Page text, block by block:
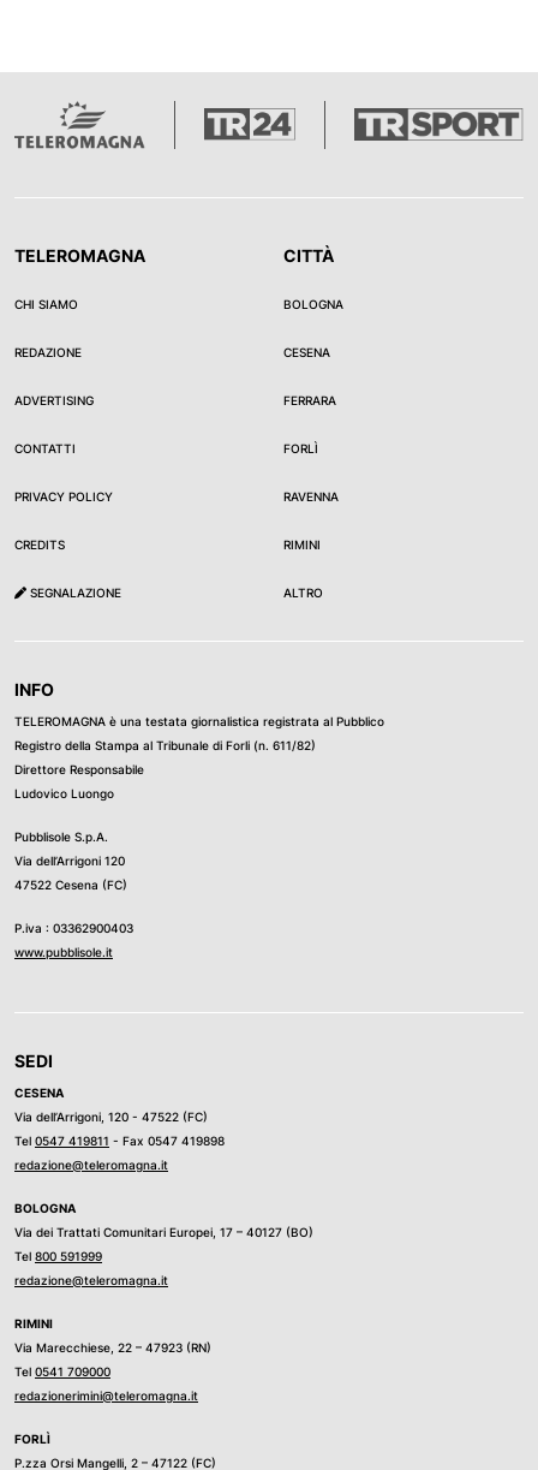
TELEROMAGNA
CHI SIAMO
REDAZIONE
ADVERTISING
CONTATTI
PRIVACY POLICY
CREDITS
SEGNALAZIONE
CITTÀ
BOLOGNA
CESENA
FERRARA
FORLÌ
RAVENNA
RIMINI
ALTRO
INFO
TELEROMAGNA è una testata giornalistica registrata al Pubblico
Registro della Stampa al Tribunale di Forli (n. 611/82)
Direttore Responsabile
Ludovico Luongo
Pubblisole S.p.A.
Via dell’Arrigoni 120
47522 Cesena (FC)
P.iva : 03362900403
www.pubblisole.it
SEDI
CESENA
Via dell’Arrigoni, 120 - 47522 (FC)
Tel 0547 419811 - Fax 0547 419898
redazione@teleromagna.it
BOLOGNA
Via dei Trattati Comunitari Europei, 17 – 40127 (BO)
Tel 800 591999
redazione@teleromagna.it
RIMINI
Via Marecchiese, 22 – 47923 (RN)
Tel 0541 709000
redazionerimini@teleromagna.it
FORLÌ
P.zza Orsi Mangelli, 2 – 47122 (FC)